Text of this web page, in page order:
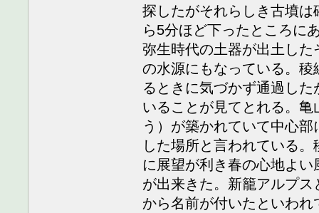
探したがそれらしき古墳
ら5分ほど下ったところに
弥生時代の土器が出土し
の水源にもなっている。
るときに気づかず通過し
いることが見てとれる。
う）が築かれていて中心
した場所と言われている
に展望が利き春の心地よ
が出来きた。新籠アルプ
から名前が付いたといわ